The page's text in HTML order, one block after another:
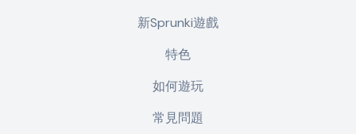
新Sprunki遊戲
特色
如何遊玩
常見問題